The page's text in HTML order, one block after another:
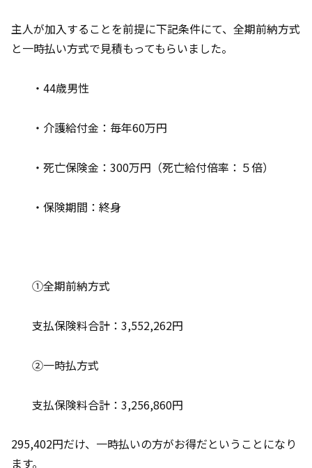
主人が加入することを前提に下記条件にて、全期前納方式
と一時払い方式で見積もってもらいました。
・44歳男性
・介護給付金：毎年60万円
・死亡保険金：300万円（死亡給付倍率：５倍）
・保険期間：終身
①全期前納方式
支払保険料合計：3,552,262円
②一時払方式
支払保険料合計：3,256,860円
295,402円だけ、一時払いの方がお得だということになり
ます。